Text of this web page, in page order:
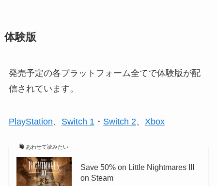
体験版
発売予定の各プラットフォーム全てで体験版が配
信されています。
PlayStation、 Switch 1 ・ Switch 2、 Xbox
あわせて読みたい
Save 50% on Little Nightmares III
on Steam